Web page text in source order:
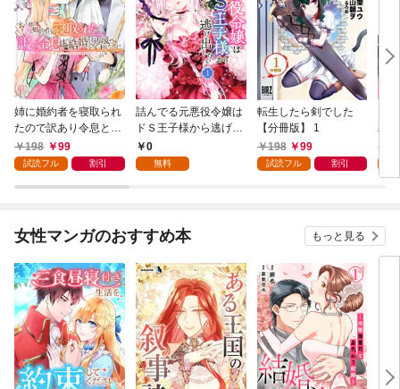
姉に婚約者を寝取られ
たので訳あり令息と結
婚して辺境へと向かい
ます ～苦労の先に待っ
溺愛と幸せでした～
198 99
試読フル 割引
詰んでる元悪役令嬢は
ドＳ王子様から逃げ出
したい 【分冊版】 1
0
無料
転生したら剣でした
【分冊版】 1
198
99
試読フル 割引
元
隷
が
い
女性マンガのおすすめ本 もっと見る